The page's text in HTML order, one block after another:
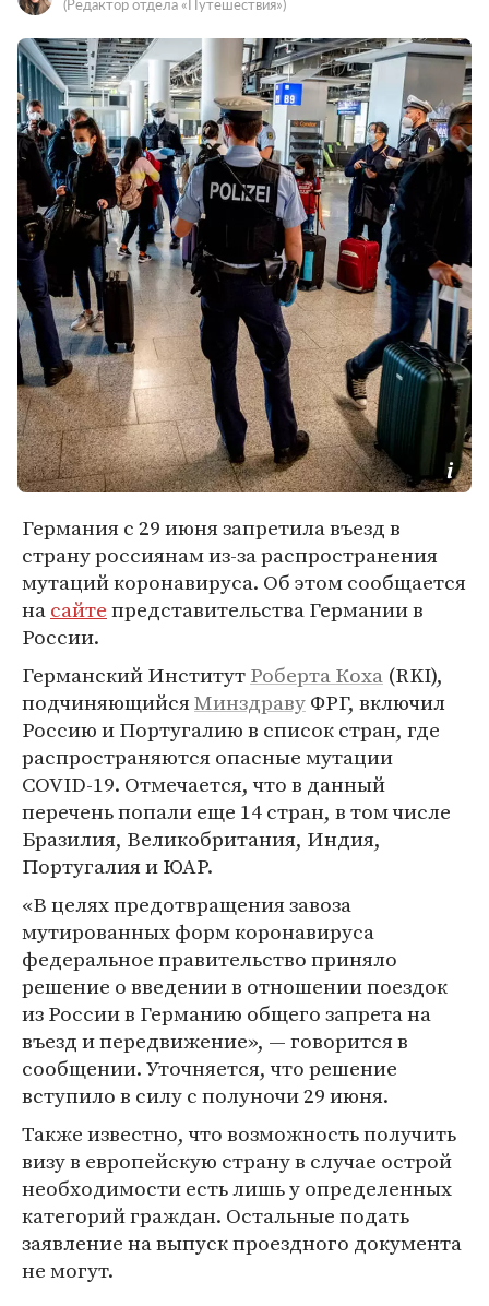
(Редактор отдела «Путешествия»)
Германия с 29 июня запретила въезд в
страну россиянам из-за распространения
мутаций коронавируса. Об этом сообщается
насайтепредставительства Германии в
России.
Германский ИнститутРоберта Коха (RKI),
подчиняющийсяМинздравуФРГ, включил
Россию и Португалию в список стран, где
распространяются опасные мутации
COVID-19. Отмечается, что в данный
перечень попали еще 14 стран, в том числе
Бразилия, Великобритания, Индия,
Португалия и ЮАР.
«В целях предотвращения завоза
мутированных форм коронавируса
федеральное правительство приняло
решение о введении в отношении поездок
из России в Германию общего запрета на
въезд и передвижение», — говорится в
сообщении. Уточняется, что решение
вступило в силу с полуночи 29 июня.
Также известно, что возможность получить
визу в европейскую страну в случае острой
необходимости есть лишь у определенных
категорий граждан. Остальные подать
заявление на выпуск проездного документа
не могут.